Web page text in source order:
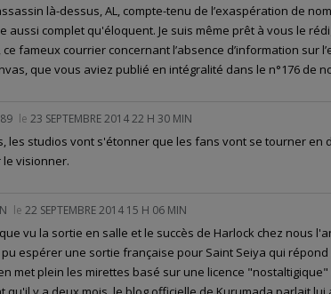
là-dessus, AL, compte-tenu de l’exaspération de
aussi complet qu'éloquent. Je suis même prêt à vous le
ce fameux courrier concernant l’absence d’information sur
que vous aviez publié en intégralité dans le n°176 de
le 23 SEPTEMBRE 2014 22 H 30 MIN
les studios vont s'étonner que les fans vont se tourner en
visionner.
le 22 SEPTEMBRE 2014 15 H 06 MIN
vu la sortie en salle et le succès de Harlock chez nous
espérer une sortie française pour Saint Seiya qui
met plein les mirettes basé sur une licence